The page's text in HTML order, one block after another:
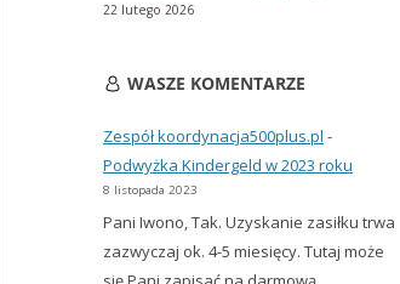
22 lutego 2026
WASZE KOMENTARZE
Zespół koordynacja500plus.pl -
Podwyżka Kindergeld w 2023 roku
8 listopada 2023
Pani Iwono, Tak. Uzyskanie zasiłku trwa
zazwyczaj ok. 4-5 miesięcy. Tutaj może